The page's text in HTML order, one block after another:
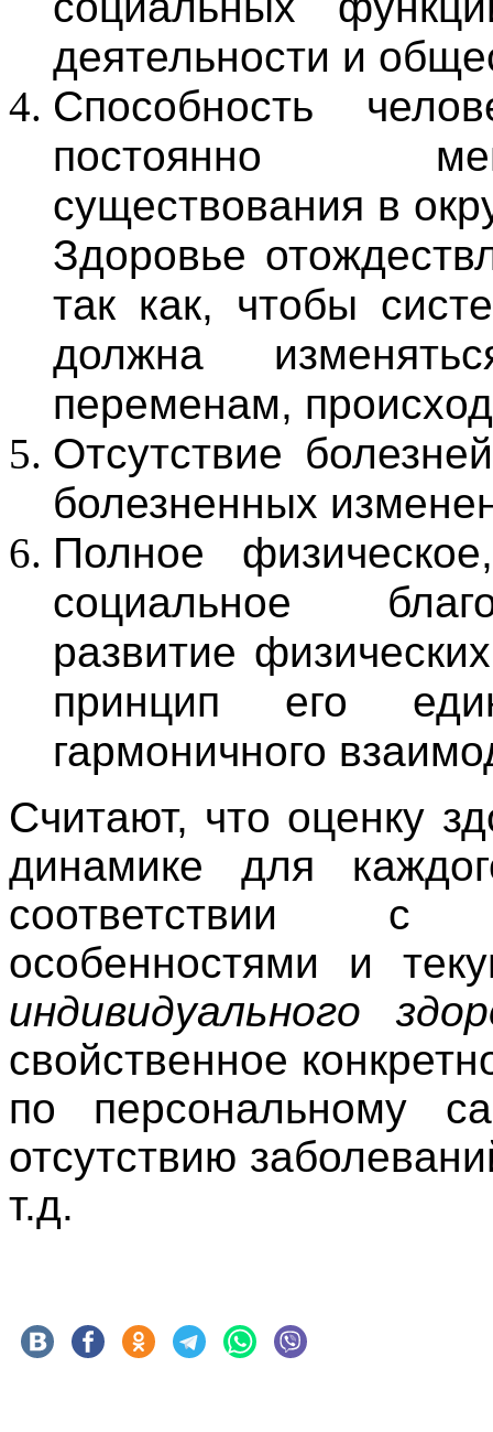
деятельности и
Способность
постоянно
существования в
Здоровье
так как, чтобы
должна
переменам,
Отсутствие
болезненных
Полное
социальное
развитие
принцип его
гармоничного
Считают, что оценку
динамике для
соответствии с
особенностями и
индивидуального
свойственное
по персональному
отсутствию
т.д.